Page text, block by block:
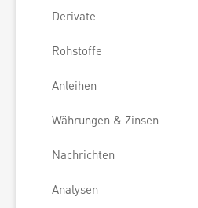
Derivate
Rohstoffe
Anleihen
Währungen & Zinsen
Nachrichten
Analysen